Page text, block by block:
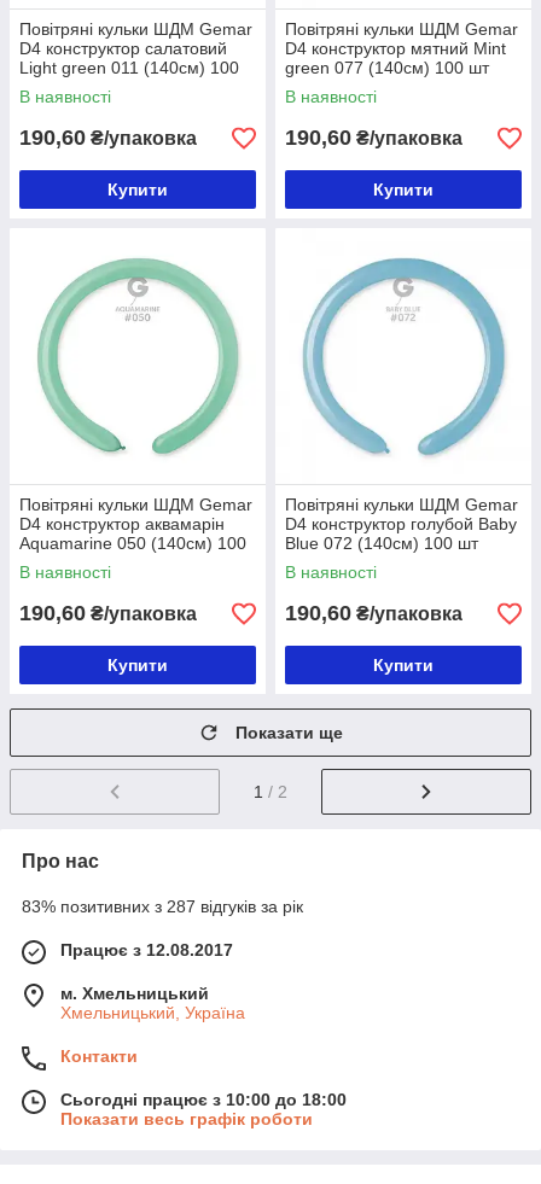
Повітряні кульки ШДМ Gemar
D4 конструктор салатовий
Light green 011 (140см) 100
шт
В наявності
190,60 ₴/упаковка
Купити
Повітряні кульки ШДМ Gemar
D4 конструктор мятний Mint
green 077 (140см) 100 шт
В наявності
190,60 ₴/упаковка
Купити
Повітряні кульки ШДМ Gemar
D4 конструктор аквамарін
Aquamarine 050 (140см) 100
шт
В наявності
190,60 ₴/упаковка
Купити
Повітряні кульки ШДМ Gemar
D4 конструктор голубой Baby
Blue 072 (140см) 100 шт
В наявності
190,60 ₴/упаковка
Купити
Показати ще
1 / 2
Про нас
83% позитивних з 287 відгуків за рік
Працює з 12.08.2017
м. Хмельницький
Хмельницький, Україна
Контакти
Сьогодні працює з 10:00 до 18:00
Показати весь графік роботи